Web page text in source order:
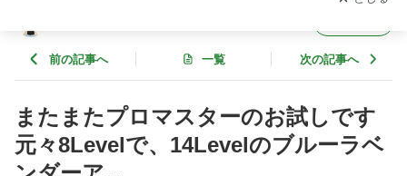
前の記事へ 一覧 次の記事へ
またまたプロマスターのお試しです︎
元々8Levelで、14Levelのブルーラベ